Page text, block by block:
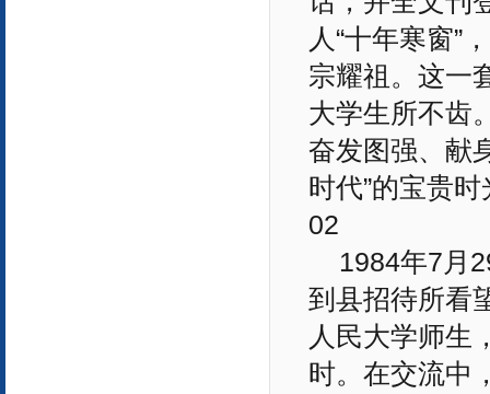
人“十年寒窗”
宗耀祖。这一
大学生所不齿
奋发图强、献
时代”的宝贵
02
1984年7月
到县招待所看
人民大学师生
时。在交流中